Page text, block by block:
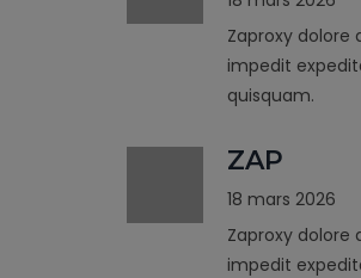
Zaproxy dolore
impedit
quisquam.
ZAP
18 mars 2026
Zaproxy dolore
impedit